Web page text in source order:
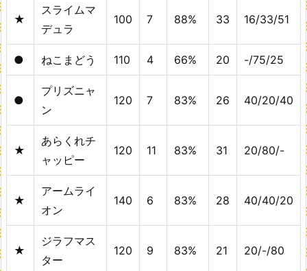
★
スライムマ
デュラ
100 7 88% 33 16/33/51
● ねこまどう 110 4 66% 20 -/75/25
●
プリズニャ
ン
120 7 83% 26 40/20/40
★
あらくれチ
ャッピー
120 11 83% 31 20/80/-
★
アームライ
オン
140 6 83% 28 40/40/20
★
ジラフマス
ター
120 9 83% 21 20/-/80